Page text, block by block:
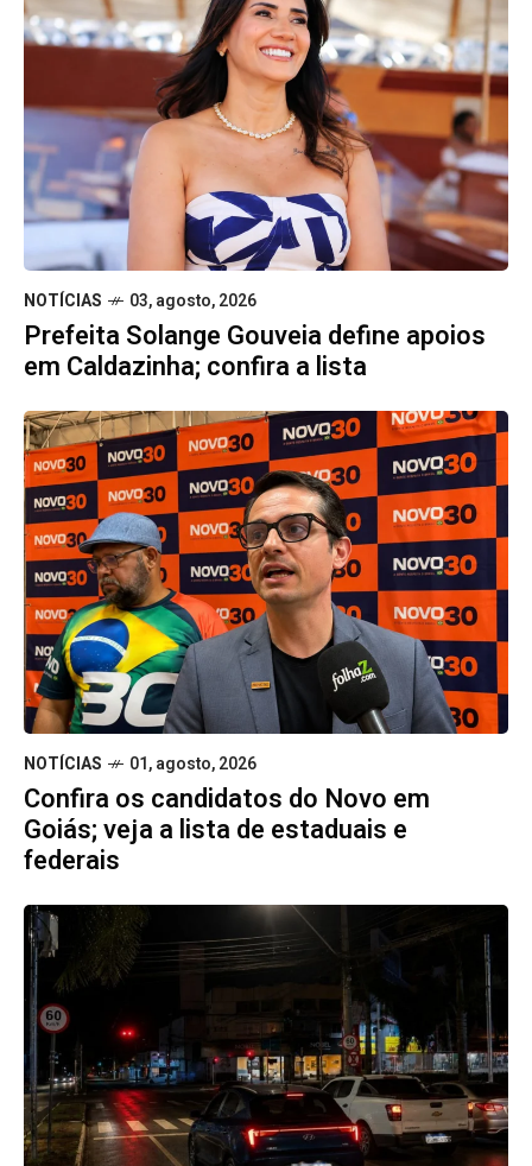
NOTÍCIAS 03, agosto, 2026
Prefeita Solange Gouveia define apoios
em Caldazinha; confira a lista
NOTÍCIAS 01, agosto, 2026
Confira os candidatos do Novo em
Goiás; veja a lista de estaduais e
federais